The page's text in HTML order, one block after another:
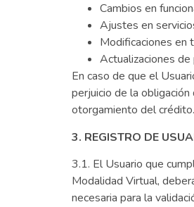
Cambios en
Ajustes en
Modificaciones en
Actualizaciones
En caso de que el
perjuicio de la
otorgamiento del crédito.
3. REGISTRO DE
3.1. El Usuario que
Modalidad Virtual,
necesaria para la